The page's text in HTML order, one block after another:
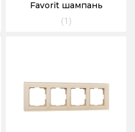
Favorit шампань
(1)